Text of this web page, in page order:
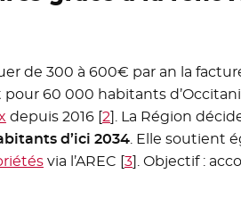
de 300 à 600€ par an la
60 000 habitants
depuis 2016[2] . La Région
d’ici 2034. Elle soutient
- Nouvelle fenêtre
via l’AREC [3] . Objectif :